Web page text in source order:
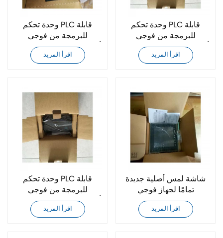
وحدة تحكم PLC قابلة
للبرمجة من فوجي
NW0P40R-31ZSPE أصلية
جديدة تمامًا
اقرأ المزيد
وحدة تحكم PLC قابلة
للبرمجة من فوجي
NW0P30R-31ZSPE أصلية
جديدة تمامًا
اقرأ المزيد
وحدة تحكم PLC قابلة
للبرمجة من فوجي
NW0P60R-31ZSPE أصلية
جديدة تمامًا
اقرأ المزيد
شاشة لمس أصلية جديدة
تمامًا لجهاز فوجي
V9100IC V9060ITD
V9080ICD
اقرأ المزيد